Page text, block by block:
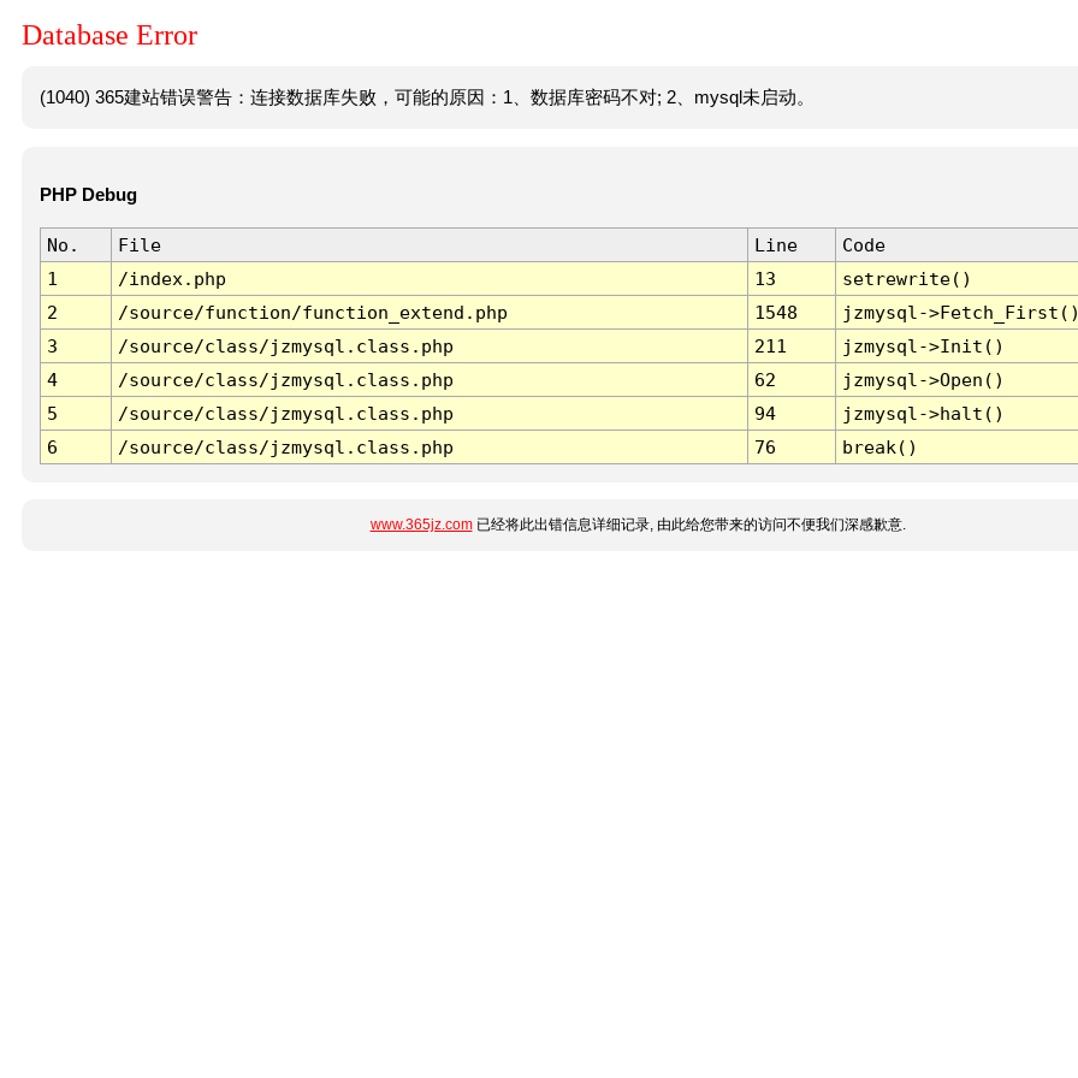
Database Error
(1040) 365建站错误警告：连接数据库失败，可能的原因：1、数据库密码不对; 2、mysql未启动。
PHP Debug
No. File Line
Code
1
/index.php 13
setrewrite()
2
/source/function/function_extend.php 1548
jzmysql-
3
/source/class/jzmysql.class.php 211
jzmysql->Init()
4
/source/class/jzmysql.class.php 62
jzmysql->Open()
5
/source/class/jzmysql.class.php 94
jzmysql->halt()
6
/source/class/jzmysql.class.php 76 break()
www.365jz.com已经将此出错信息详细记录, 由此给您带来的访问不便我们深感歉意.